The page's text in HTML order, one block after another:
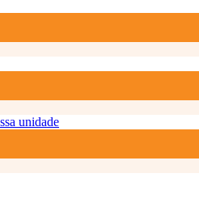
unidade